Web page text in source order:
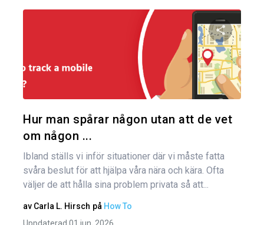
Dela
Hur man spårar någon utan att de vet
om någon ...
Ibland ställs vi inför situationer där vi måste fatta
svåra beslut för att hjälpa våra nära och kära. Ofta
väljer de att hålla sina problem privata så att...
av Carla L. Hirsch på How To